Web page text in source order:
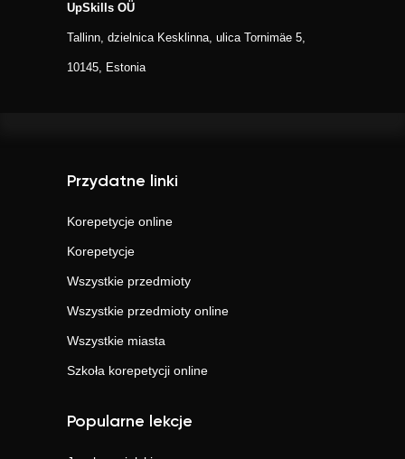
UpSkills OÜ
Tallinn, dzielnica Kesklinna, ulica Tornimäe 5,
10145, Estonia
Przydatne linki
Korepetycje online
Korepetycje
Wszystkie przedmioty
Wszystkie przedmioty online
Wszystkie miasta
Szkoła korepetycji online
Popularne lekcje